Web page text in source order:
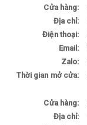
Cửa hàng:
Địa chỉ:
Điện thoại:
Email:
Zalo:
Thời gian mở cửa:
Cửa hàng:
Địa chỉ: